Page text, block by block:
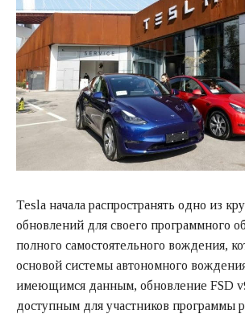
Tesla начала распространять одно из
обновлений для своего программного
полного самостоятельного вождения,
основой системы автономного
имеющимся данным, обновление FSD
доступным для участников программы